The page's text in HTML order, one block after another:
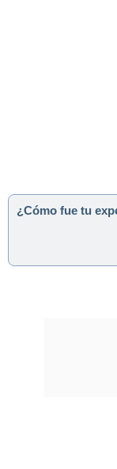
¿Cómo fue tu